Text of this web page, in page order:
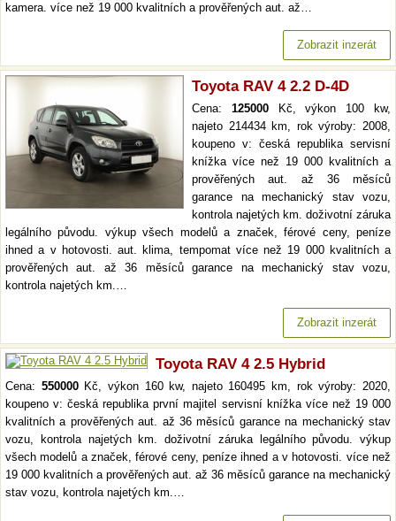
kamera. více než 19 000 kvalitních a prověřených aut. až…
Zobrazit inzerát
Toyota RAV 4 2.2 D-4D
Cena: 125000Kč, výkon 100 kw,
najeto 214434 km, rok výroby: 2008,
koupeno v: česká republika servisní
knížka více než 19 000 kvalitních a
prověřených aut. až 36 měsíců
garance na mechanický stav vozu,
kontrola najetých km. doživotní záruka
legálního původu. výkup všech modelů a značek, férové ceny, peníze
ihned a v hotovosti. aut. klima, tempomat více než 19 000 kvalitních a
prověřených aut. až 36 měsíců garance na mechanický stav vozu,
kontrola najetých km.…
Zobrazit inzerát
Toyota RAV 4 2.5 Hybrid
Cena: 550000Kč, výkon 160 kw, najeto 160495 km, rok výroby: 2020,
koupeno v: česká republika první majitel servisní knížka více než 19 000
kvalitních a prověřených aut. až 36 měsíců garance na mechanický stav
vozu, kontrola najetých km. doživotní záruka legálního původu. výkup
všech modelů a značek, férové ceny, peníze ihned a v hotovosti. více než
19 000 kvalitních a prověřených aut. až 36 měsíců garance na mechanický
stav vozu, kontrola najetých km.…